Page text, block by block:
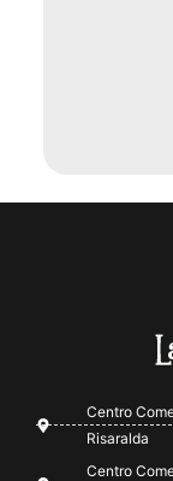
Centro
Risaralda
Centro